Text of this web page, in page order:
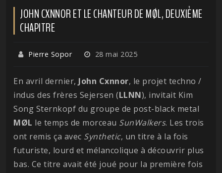
JOHN CXNNOR ET LE CHANTEUR DE MØL, DEUXIÈME
CHAPITRE
Pierre Sopor 28 mai 2025
En avril dernier, John Cxnnor, le projet techno /
indus des frères Sejersen (LLNN), invitait Kim
Song Sternkopf du groupe de post-black metal
MØL le temps de morceau SunWalkers. Les trois
ont remis ça avec Synthetic, un titre à la fois
futuriste, lourd et mélancolique à découvrir plus
bas. Ce titre avait été joué pour la première fois